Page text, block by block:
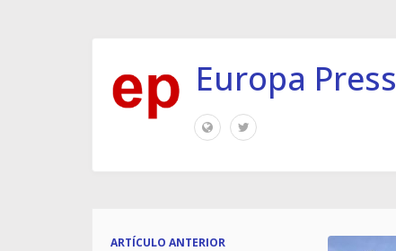
Europa Press
ARTÍCULO ANTERIOR